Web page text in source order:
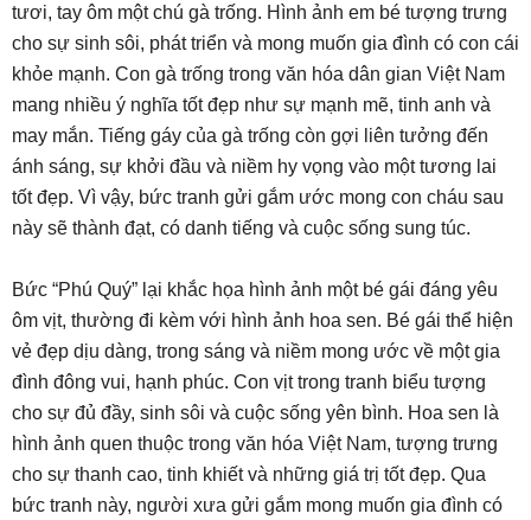
tươi, tay ôm một chú gà trống. Hình ảnh em bé tượng trưng
cho sự sinh sôi, phát triển và mong muốn gia đình có con cái
khỏe mạnh. Con gà trống trong văn hóa dân gian Việt Nam
mang nhiều ý nghĩa tốt đẹp như sự mạnh mẽ, tinh anh và
may mắn. Tiếng gáy của gà trống còn gợi liên tưởng đến
ánh sáng, sự khởi đầu và niềm hy vọng vào một tương lai
tốt đẹp. Vì vậy, bức tranh gửi gắm ước mong con cháu sau
này sẽ thành đạt, có danh tiếng và cuộc sống sung túc.
Bức “Phú Quý” lại khắc họa hình ảnh một bé gái đáng yêu
ôm vịt, thường đi kèm với hình ảnh hoa sen. Bé gái thể hiện
vẻ đẹp dịu dàng, trong sáng và niềm mong ước về một gia
đình đông vui, hạnh phúc. Con vịt trong tranh biểu tượng
cho sự đủ đầy, sinh sôi và cuộc sống yên bình. Hoa sen là
hình ảnh quen thuộc trong văn hóa Việt Nam, tượng trưng
cho sự thanh cao, tinh khiết và những giá trị tốt đẹp. Qua
bức tranh này, người xưa gửi gắm mong muốn gia đình có